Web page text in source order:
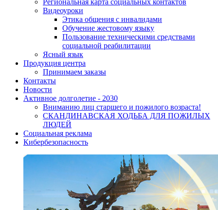
Видеоуроки
Этика общения с инвалидами
Обучение жестовому языку
Пользование техническими средствами
социальной реабилитации
Ясный язык
Продукция центра
Принимаем заказы
Контакты
Новости
Активное долголетие - 2030
Вниманию лиц старшего и пожилого возраста!
CКАНДИНАВСКАЯ ХОДЬБА ДЛЯ ПОЖИЛЫХ
ЛЮДЕЙ
Социальная реклама
Кибербезопасность